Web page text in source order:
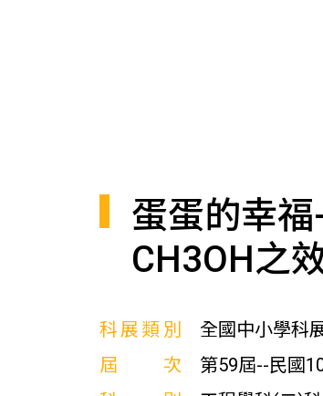
蛋蛋的幸
CH3OH之
科展類別
全國中小學科
屆次
第59屆--民國